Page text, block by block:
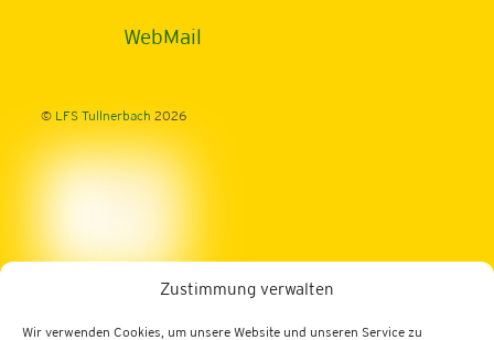
Zustimmung verwalten
Wir verwenden Cookies, um unsere Website und unseren Service zu
WebMail
© LFS Tullnerbach 2026